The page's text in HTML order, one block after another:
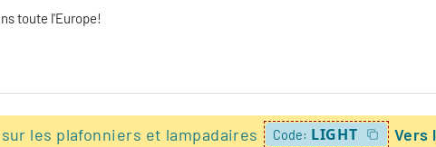
toute l'Europe!
sur les plafonniers et lampadaires Code: LIGHT Vers